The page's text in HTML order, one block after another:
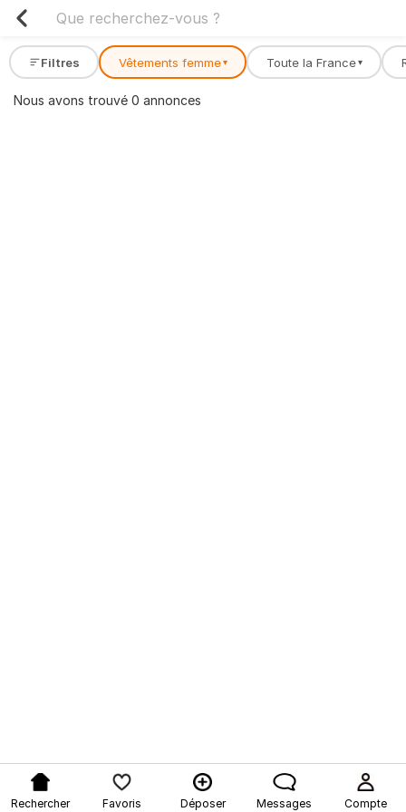
Filtres Vêtements femme ▾ Toute la France ▾
Nous avons trouvé 0 annonces
Rechercher Favoris Déposer Messages Compte